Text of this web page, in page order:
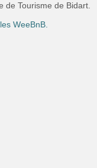
de Tourisme de Bidart.
WeeBnB.